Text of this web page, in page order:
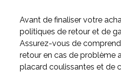
Avant de finaliser votre
politiques de retour et de
Assurez-vous de
retour en cas de problème
placard coulissantes et de